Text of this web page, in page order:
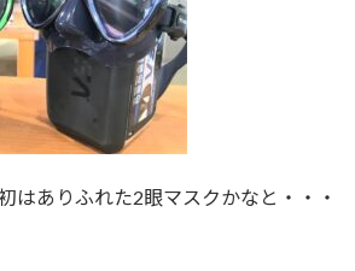
はありふれた2眼マスクかなと・・・